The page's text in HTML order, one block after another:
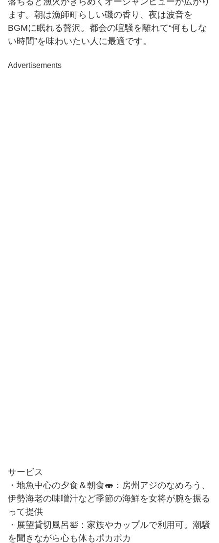
ます。朝は漁師町らしい磯の香り、夜は波音を
BGMに眠れる贅沢。都会の喧騒を離れて“何もしな
い時間”を味わいたい人に最適です。
Advertisements
サービス
・地魚中心の夕食＆朝食🍣：房州アジのなめろう、
伊勢海老の味噌汁など季節の海鮮を女将が腕を振る
って提供
・展望貸切風呂🛀：家族やカップルで利用可。潮騒
を聞きながら心も体もポカポカ